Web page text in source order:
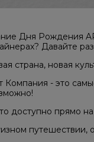
Дня Рождения
Давайте
страна, новая
Компания - это
доступно прямо
путешествии,